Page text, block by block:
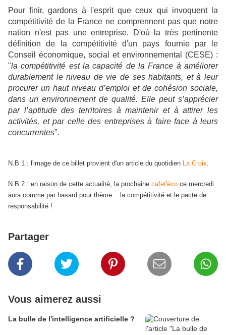
Pour finir, gardons à l'esprit que ceux qui invoquent la
compétitivité de la France ne comprennent pas que notre
nation n'est pas une entreprise. D'où la très pertinente
définition de la compétitivité d'un pays fournie par
le
Conseil économique, social et environnemental (CESE) :
"la compétitivité est la capacité de la France à améliorer
durablement le niveau de vie de ses habitants, et à leur
procurer un haut niveau d’emploi et de cohésion sociale,
dans un environnement de qualité. Elle peut s’apprécier
par l’aptitude des territoires à maintenir et à attirer les
activités, et par celle des entreprises à faire face à leurs
concurrentes".
N.B 1 : l'image de ce billet provient d'un article du quotidien La Croix.
N.B 2 : en raison de cette actualité, la prochaine cafet'éco ce mercredi
aura comme par hasard pour thème... la compétitivité et le pacte de
responsabilité !
Partager
Vous aimerez aussi
La bulle de l'intelligence artificielle ?